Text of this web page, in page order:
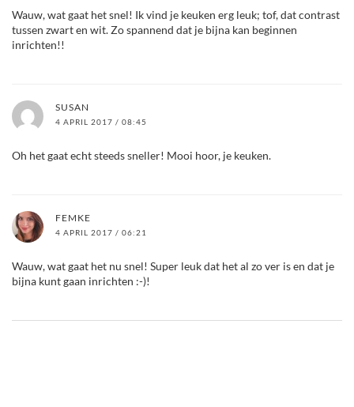
Wauw, wat gaat het snel! Ik vind je keuken erg leuk; tof, dat contrast
tussen zwart en wit. Zo spannend dat je bijna kan beginnen
inrichten!!
SUSAN
4 APRIL 2017 / 08:45
Oh het gaat echt steeds sneller! Mooi hoor, je keuken.
FEMKE
4 APRIL 2017 / 06:21
Wauw, wat gaat het nu snel! Super leuk dat het al zo ver is en dat je
bijna kunt gaan inrichten :-)!